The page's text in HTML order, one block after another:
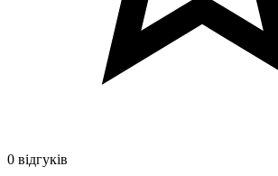
0 відгуків